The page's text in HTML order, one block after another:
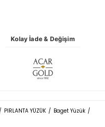
Kolay İade & Değişim
PIRLANTA YÜZÜK Baget Yüzük